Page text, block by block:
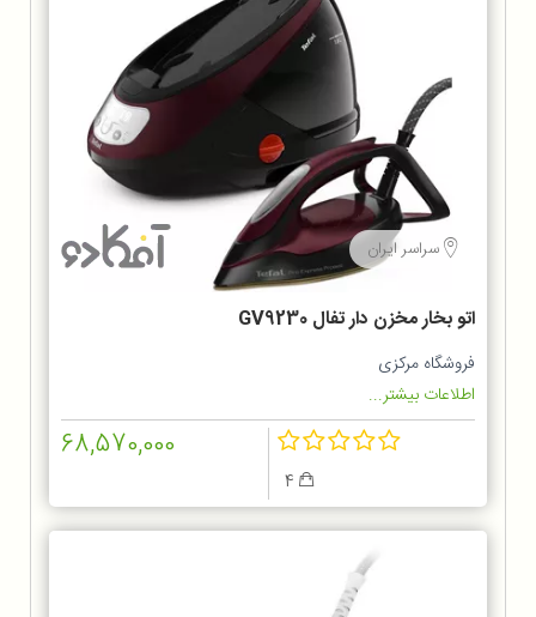
سراسر ایران
اتو بخار مخزن دار تفال GV9230
فروشگاه مرکزی
اطلاعات بیشتر...
68,570,000